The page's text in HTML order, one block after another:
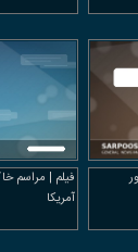
فیلم | مراسم
آمریکا